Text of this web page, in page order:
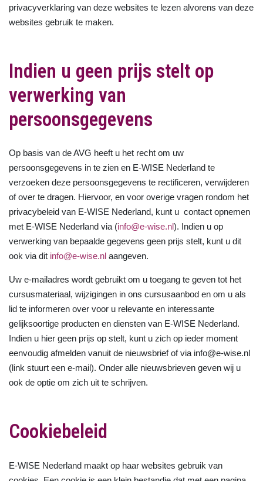
privacyverklaring van deze websites te lezen alvorens van deze
websites gebruik te maken.
Indien u geen prijs stelt op
verwerking van
persoonsgegevens
Op basis van de AVG heeft u het recht om uw
persoonsgegevens in te zien en E-WISE Nederland te
verzoeken deze persoonsgegevens te rectificeren, verwijderen
of over te dragen. Hiervoor, en voor overige vragen rondom het
privacybeleid van E-WISE Nederland, kunt u contact opnemen
met E-WISE Nederland via (info@e-wise.nl). Indien u op
verwerking van bepaalde gegevens geen prijs stelt, kunt u dit
ook via dit info@e-wise.nl aangeven.
Uw e-mailadres wordt gebruikt om u toegang te geven tot het
cursusmateriaal, wijzigingen in ons cursusaanbod en om u als
lid te informeren over voor u relevante en interessante
gelijksoortige producten en diensten van E-WISE Nederland.
Indien u hier geen prijs op stelt, kunt u zich op ieder moment
eenvoudig afmelden vanuit de nieuwsbrief of via info@e-wise.nl
(link stuurt een e-mail). Onder alle nieuwsbrieven geven wij u
ook de optie om zich uit te schrijven.
Cookiebeleid
E-WISE Nederland maakt op haar websites gebruik van